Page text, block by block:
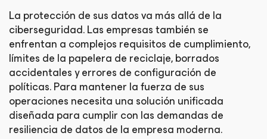
La protección de sus datos va más allá de la
ciberseguridad. Las empresas también se
enfrentan a complejos requisitos de cumplimiento,
límites de la papelera de reciclaje, borrados
accidentales y errores de configuración de
políticas. Para mantener la fuerza de sus
operaciones necesita una solución unificada
diseñada para cumplir con las demandas de
resiliencia de datos de la empresa moderna.